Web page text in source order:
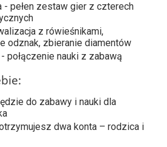
- pełen zestaw gier z czterech
z rówieśnikami,
odznak, zbieranie diamentów
połączenie nauki z zabawą
do zabawy i nauki dla
dwa konta – rodzica i